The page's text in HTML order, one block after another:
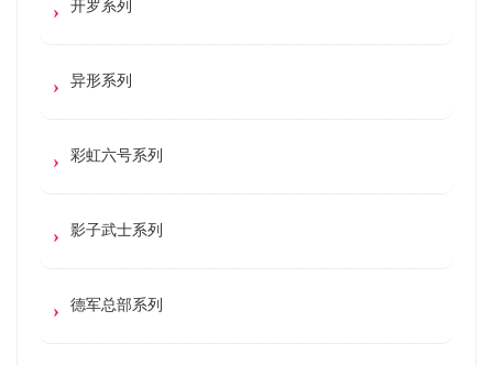
开罗系列
异形系列
彩虹六号系列
影子武士系列
德军总部系列